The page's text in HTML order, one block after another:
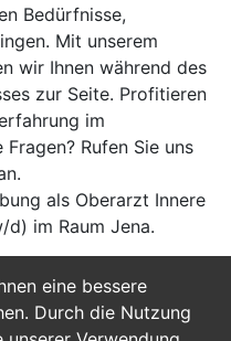
eine bessere
Durch die Nutzung
Bedürfnisse,
Mit unserem
wir Ihnen während des
zur Seite. Profitieren
im
Rufen Sie uns
als Oberarzt Innere
im Raum Jena.